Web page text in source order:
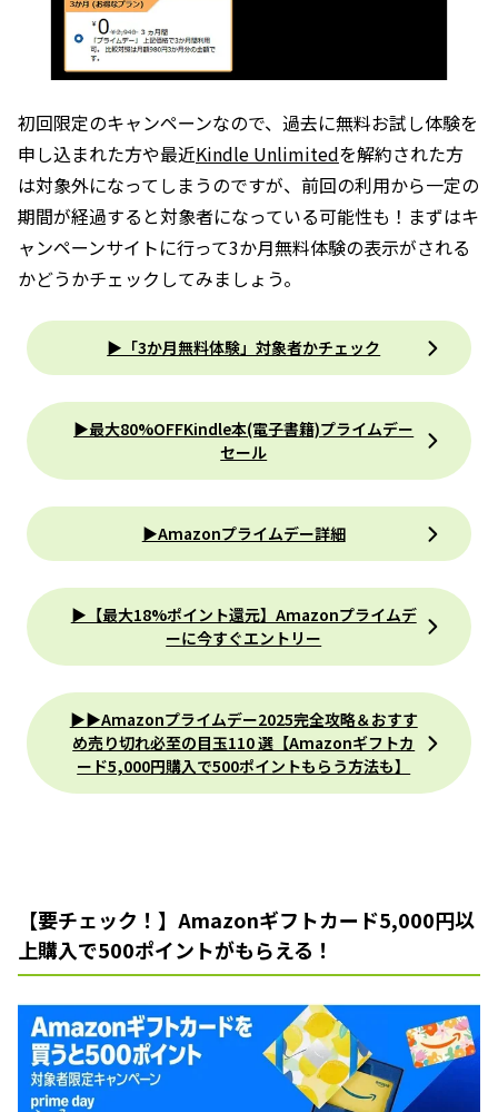
初回限定のキャンペーンなので、過去に無料お試し体験を
申し込まれた方や最近Kindle Unlimitedを解約された方
は対象外になってしまうのですが、前回の利用から一定の
期間が経過すると対象者になっている可能性も！まずはキ
ャンペーンサイトに行って3か月無料体験の表示がされる
かどうかチェックしてみましょう。
▶「3か月無料体験」対象者かチェック
▶最大80%OFFKindle本(電子書籍)プライムデー
セール
▶Amazonプライムデー詳細
▶【最大18%ポイント還元】Amazonプライムデ
ーに今すぐエントリー
▶︎▶︎Amazonプライムデー2025完全攻略＆おすす
め売り切れ必至の目玉110 選【Amazonギフトカ
ード5,000円購入で500ポイントもらう方法も】
【要チェック！】Amazonギフトカード5,000円以
上購入で500ポイントがもらえる！